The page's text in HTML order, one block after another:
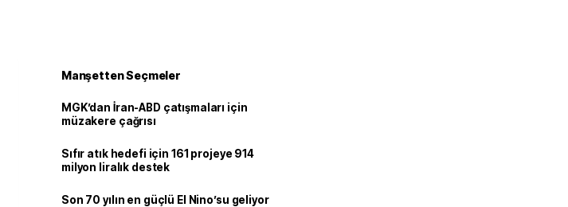
Manşetten Seçmeler
MGK’dan İran-ABD çatışmaları için
müzakere çağrısı
Sıfır atık hedefi için 161 projeye 914
milyon liralık destek
Son 70 yılın en güçlü El Nino’su geliyor